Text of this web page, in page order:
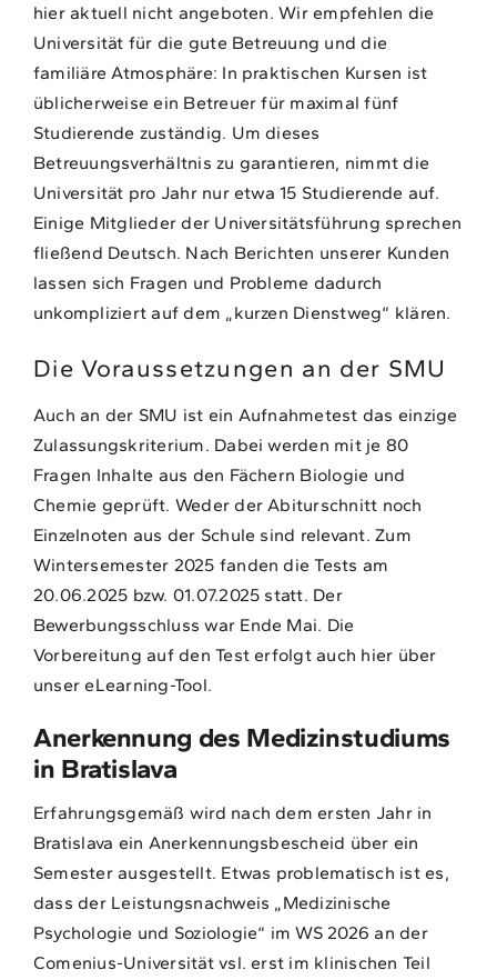
hier aktuell nicht angeboten. Wir empfehlen die
Universität für die gute Betreuung und die
familiäre Atmosphäre: In praktischen Kursen ist
üblicherweise ein Betreuer für maximal fünf
Studierende zuständig. Um dieses
Betreuungsverhältnis zu garantieren, nimmt die
Universität pro Jahr nur etwa 15 Studierende auf.
Einige Mitglieder der Universitätsführung sprechen
fließend Deutsch. Nach Berichten unserer Kunden
lassen sich Fragen und Probleme dadurch
unkompliziert auf dem „kurzen Dienstweg“ klären.
Die Voraussetzungen an der SMU
Auch an der SMU ist ein Aufnahmetest das einzige
Zulassungskriterium. Dabei werden mit je 80
Fragen Inhalte aus den Fächern Biologie und
Chemie geprüft. Weder der Abiturschnitt noch
Einzelnoten aus der Schule sind relevant. Zum
Wintersemester 2025 fanden die Tests am
20.06.2025 bzw. 01.07.2025 statt. Der
Bewerbungsschluss war Ende Mai. Die
Vorbereitung auf den Test erfolgt auch hier über
unser eLearning-Tool.
Anerkennung des Medizinstudiums
in Bratislava
Erfahrungsgemäß wird nach dem ersten Jahr in
Bratislava ein Anerkennungsbescheid über ein
Semester ausgestellt. Etwas problematisch ist es,
dass der Leistungsnachweis „Medizinische
Psychologie und Soziologie“ im WS 2026 an der
Comenius-Universität vsl. erst im klinischen Teil